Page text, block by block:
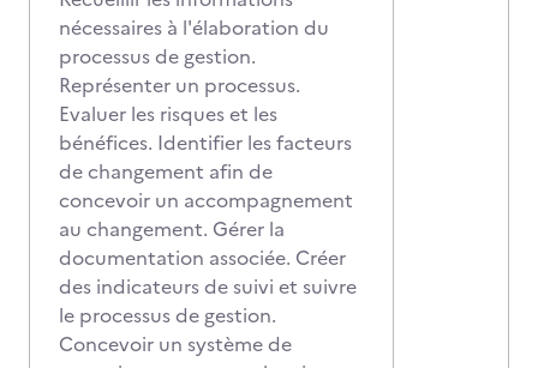
nécessaires à l'élaboration du
processus de gestion.
Représenter un processus.
Evaluer les risques et les
bénéfices. Identifier les facteurs
de changement afin de
concevoir un accompagnement
au changement. Gérer la
documentation associée. Créer
des indicateurs de suivi et suivre
le processus de gestion.
Concevoir un système de